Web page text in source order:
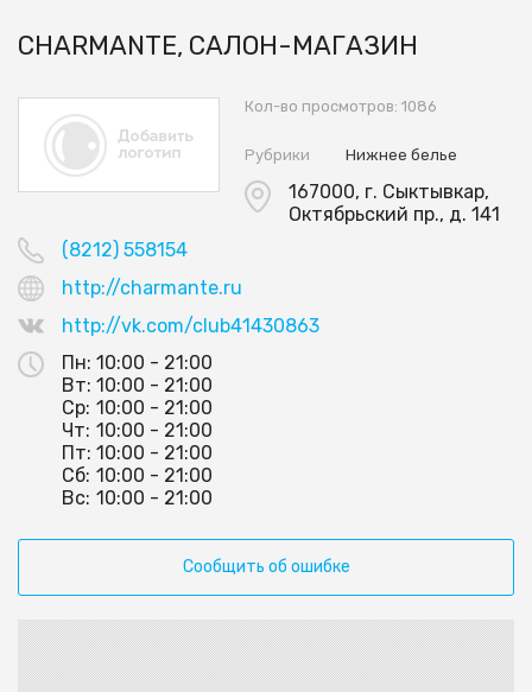
CHARMANTE, САЛОН-МАГАЗИН
Кол-во просмотров: 1086
Рубрики Нижнее белье
167000, г. Сыктывкар,
Октябрьский пр., д. 141
(8212) 558154
http://charmante.ru
http://vk.com/club41430863
Пн: 10:00 - 21:00
Вт: 10:00 - 21:00
Ср: 10:00 - 21:00
Чт: 10:00 - 21:00
Пт: 10:00 - 21:00
Сб: 10:00 - 21:00
Вс: 10:00 - 21:00
Сообщить об ошибке